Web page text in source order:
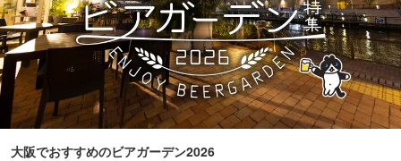
大阪でおすすめのビアガーデン2026